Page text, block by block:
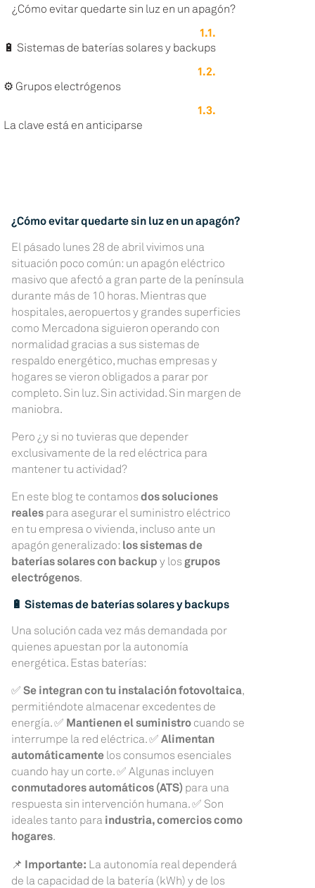
¿Cómo evitar quedarte sin luz en un apagón?
🔋 Sistemas de baterías solares y backups
⚙️ Grupos electrógenos
La clave está en anticiparse
¿Cómo evitar quedarte sin luz en un apagón?
El pásado lunes 28 de abril vivimos una
situación poco común: un apagón eléctrico
masivo que afectó a gran parte de la península
durante más de 10 horas. Mientras que
hospitales, aeropuertos y grandes superficies
como Mercadona siguieron operando con
normalidad gracias a sus sistemas de
respaldo energético, muchas empresas y
hogares se vieron obligados a parar por
completo. Sin luz. Sin actividad. Sin margen de
maniobra.
Pero ¿y si no tuvieras que depender
exclusivamente de la red eléctrica para
mantener tu actividad?
En este blog te contamosdos soluciones
reales para asegurar el suministro eléctrico
en tu empresa o vivienda, incluso ante un
apagón generalizado: los sistemas de
baterías solares con backup y los grupos
electrógenos.
🔋 Sistemas de baterías solares y backups
Una solución cada vez más demandada por
quienes apuestan por la autonomía
energética. Estas baterías:
✅Se integran con tu instalación fotovoltaica,
permitiéndote almacenar excedentes de
energía. ✅ Mantienen el suministro cuando se
interrumpe la red eléctrica. ✅Alimentan
automáticamente los consumos esenciales
cuando hay un corte. ✅ Algunas incluyen
conmutadores automáticos (ATS) para una
respuesta sin intervención humana. ✅ Son
ideales tanto para industria, comercios como
hogares.
📌 Importante: La autonomía real dependerá
de la capacidad de la batería (kWh) y de los